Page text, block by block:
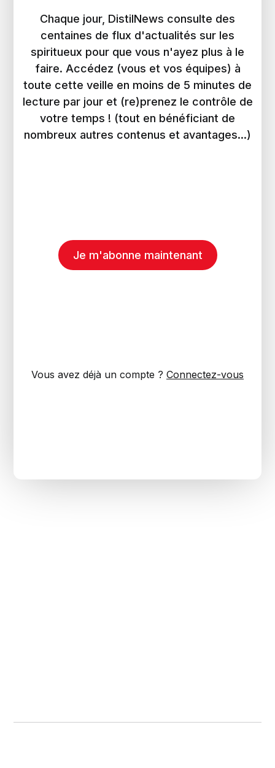
Chaque jour, DistilNews consulte des
centaines de flux d'actualités sur les
spiritueux pour que vous n'ayez plus à le
faire. Accédez (vous et vos équipes) à
toute cette veille en moins de 5 minutes de
lecture par jour et (re)prenez le contrôle de
votre temps ! (tout en bénéficiant de
nombreux autres contenus et avantages...)
Je m'abonne maintenant
Vous avez déjà un compte ? Connectez-vous